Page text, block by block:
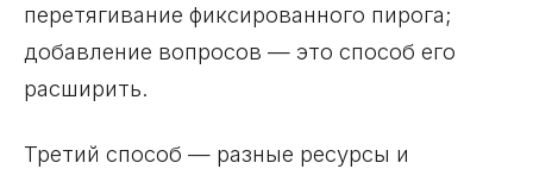
перетягивание фиксированного пирога;
добавление вопросов — это способ его
расширить.
Третий способ — разные ресурсы и